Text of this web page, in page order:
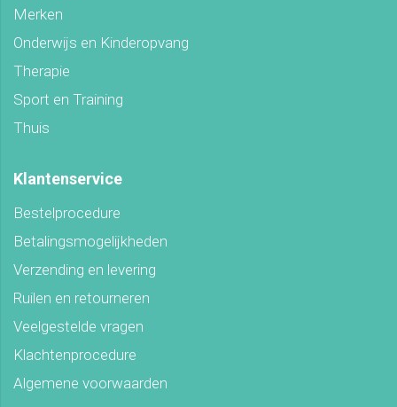
Merken
Onderwijs en Kinderopvang
Therapie
Sport en Training
Thuis
Klantenservice
Bestelprocedure
Betalingsmogelijkheden
Verzending en levering
Ruilen en retourneren
Veelgestelde vragen
Klachtenprocedure
Algemene voorwaarden